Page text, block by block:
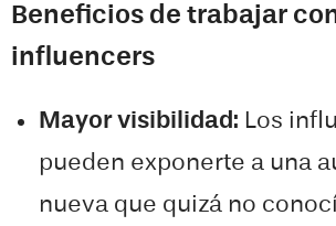
Beneficios de trabajar
influencers
Mayor visibilidad: Los
pueden exponerte a una
nueva que quizá no